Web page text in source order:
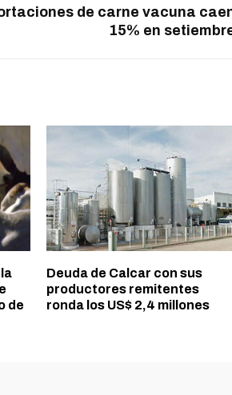
de carne vacuna
15% en
de
Deuda de Calcar con sus
productores remitentes
ronda los US$ 2,4 millones